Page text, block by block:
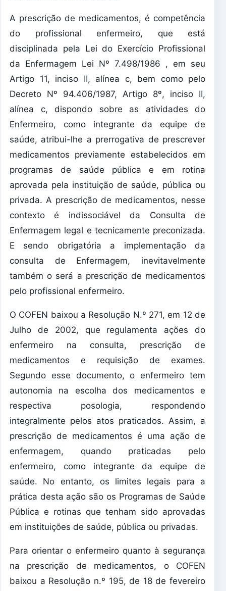
A prescrição de medicamentos, é competência
do profissional enfermeiro, que está
disciplinada pela Lei do Exercício Profissional
da Enfermagem Lei Nº 7.498/1986 , em seu
Artigo 11, inciso II, alínea c, bem como pelo
Decreto Nº 94.406/1987, Artigo 8º, inciso II,
alínea c, dispondo sobre as atividades do
Enfermeiro, como integrante da equipe de
saúde, atribui-lhe a prerrogativa de prescrever
medicamentos previamente estabelecidos em
programas de saúde pública e em rotina
aprovada pela instituição de saúde, pública ou
privada. A prescrição de medicamentos, nesse
contexto é indissociável da Consulta de
Enfermagem legal e tecnicamente preconizada.
E sendo obrigatória a implementação da
consulta de Enfermagem, inevitavelmente
também o será a prescrição de medicamentos
pelo profissional enfermeiro.
O COFEN baixou a Resolução N.º 271, em 12 de
Julho de 2002, que regulamenta ações do
enfermeiro na consulta, prescrição de
medicamentos e requisição de exames.
Segundo esse documento, o enfermeiro tem
autonomia na escolha dos medicamentos e
respectiva posologia, respondendo
integralmente pelos atos praticados. Assim, a
prescrição de medicamentos é uma ação de
enfermagem, quando praticadas pelo
enfermeiro, como integrante da equipe de
saúde. No entanto, os limites legais para a
prática desta ação são os Programas de Saúde
Pública e rotinas que tenham sido aprovadas
em instituições de saúde, pública ou privadas.
Para orientar o enfermeiro quanto à segurança
na prescrição de medicamentos, o COFEN
baixou a Resolução n.º 195, de 18 de fevereiro